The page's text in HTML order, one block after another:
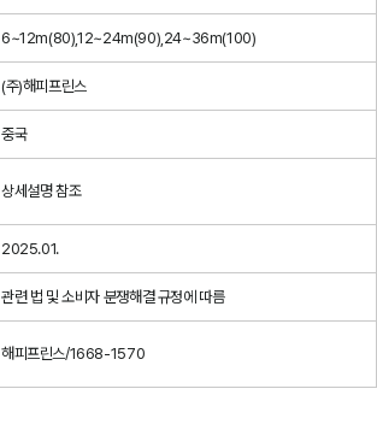
6~12m(80),12~24m(90),24~36m(100)
(주)해피프린스
중국
상세설명 참조
2025.01.
관련 법 및 소비자 분쟁해결 규정에 따름
해피프린스/1668-1570